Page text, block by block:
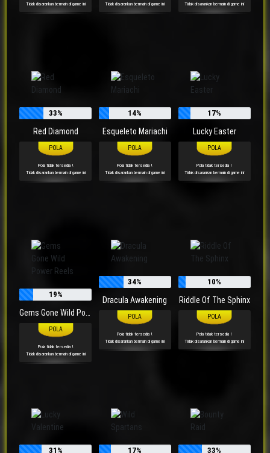
Tidak disarankan bermain di game ini
Tidak disarankan bermain di game ini
Tidak disarankan bermain di game ini
33%
Red Diamond
Pola tidak tersedia !
Tidak disarankan bermain di game ini
14%
Esqueleto Mariachi
Pola tidak tersedia !
Tidak disarankan bermain di game ini
17%
Lucky Easter
Pola tidak tersedia !
Tidak disarankan bermain di game ini
19%
Gems Gone Wild Power Reels
Pola tidak tersedia !
Tidak disarankan bermain di game ini
34%
Dracula Awakening
Pola tidak tersedia !
Tidak disarankan bermain di game ini
10%
Riddle Of The Sphinx
Pola tidak tersedia !
Tidak disarankan bermain di game ini
31% 17% 33%